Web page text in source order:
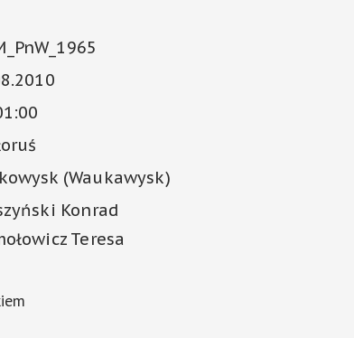
(Waukawysk)
Konrad
Teresa